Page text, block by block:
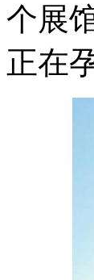
个展
正在